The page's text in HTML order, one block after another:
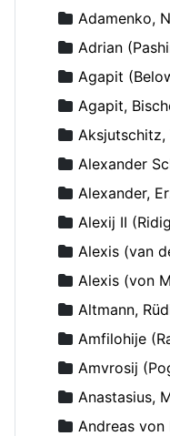
Adamenko,
Adrian
Agapit
Agapit,
Alexander
Alexander,
Alexij II
Alexis (van
Alexis (von
Altmann,
Amfilohije
Amvrosij
Anastasius,
Andreas von